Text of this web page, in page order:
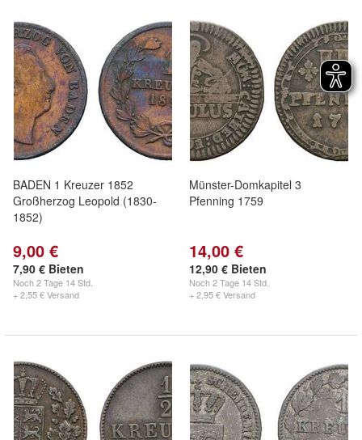
BADEN 1 Kreuzer 1852
Großherzog Leopold (1830-
1852)
9,00 €
7,90 € Bieten
Noch2 Tage 14 Std.
+ 2,55 € Versand
Münster-Domkapitel 3
Pfenning 1759
14,00 €
12,90 € Bieten
Noch2 Tage 14 Std.
+ 2,95 € Versand